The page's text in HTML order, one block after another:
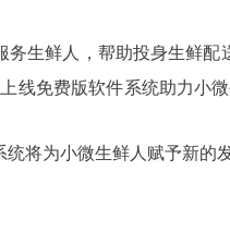
生鲜人，帮助投身生鲜
线免费版软件系统助力小
将为小微生鲜人赋予新的